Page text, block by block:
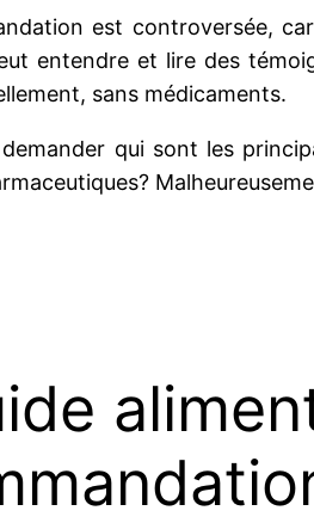
est controversée,
entendre et lire des
sans médicaments.
qui sont les